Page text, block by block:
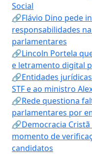
Social
🔗Flávio Dino pede
responsabilidades
parlamentares
🔗Lincoln Portela
e letramento digital
🔗Entidades
STF e ao ministro
🔗Rede questiona
parlamentares por
🔗Democracia
momento de
candidatos